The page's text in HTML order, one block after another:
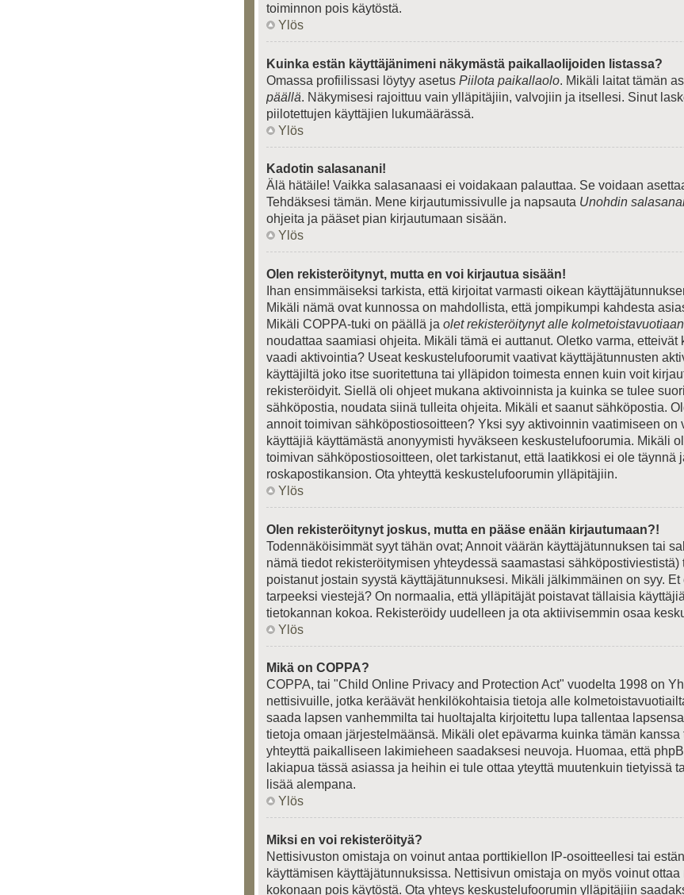
toiminnon pois käytöstä.
Ylös
Kuinka estän käyttäjänimeni näkymästä paikallaolijoiden listassa?
Omassa profiilissasi löytyy asetus Piilota paikallaolo. Mikäli laitat tämän
päällä. Näkymisesi rajoittuu vain ylläpitäjiin, valvojiin ja itsellesi. Sinut
piilotettujen käyttäjien lukumäärässä.
Ylös
Kadotin salasanani!
Älä hätäile! Vaikka salasanaasi ei voidakaan palauttaa. Se voidaan
Tehdäksesi tämän. Mene kirjautumissivulle ja napsauta Unohdin
ohjeita ja pääset pian kirjautumaan sisään.
Ylös
Olen rekisteröitynyt, mutta en voi kirjautua sisään!
Ihan ensimmäiseksi tarkista, että kirjoitat varmasti oikean
Mikäli nämä ovat kunnossa on mahdollista, että jompikumpi kahdesta
Mikäli COPPA-tuki on päällä ja olet rekisteröitynyt alle
noudattaa saamiasi ohjeita. Mikäli tämä ei auttanut. Oletko varma, etteivät
vaadi aktivointia? Useat keskustelufoorumit vaativat käyttäjätunnusten
käyttäjiltä joko itse suoritettuna tai ylläpidon toimesta ennen kuin voit
rekisteröidyit. Siellä oli ohjeet mukana aktivoinnista ja kuinka se tulee
sähköpostia, noudata siinä tulleita ohjeita. Mikäli et saanut sähköpostia.
annoit toimivan sähköpostiosoitteen? Yksi syy aktivoinnin vaatimiseen on
käyttäjiä käyttämästä anonyymisti hyväkseen keskustelufoorumia. Mikäli
toimivan sähköpostiosoitteen, olet tarkistanut, että laatikkosi ei ole täynnä
roskapostikansion. Ota yhteyttä keskustelufoorumin ylläpitäjiin.
Ylös
Olen rekisteröitynyt joskus, mutta en pääse enään kirjautumaan?!
Todennäköisimmät syyt tähän ovat; Annoit väärän käyttäjätunnuksen tai
nämä tiedot rekisteröitymisen yhteydessä saamastasi sähköpostiviestistä)
poistanut jostain syystä käyttäjätunnuksesi. Mikäli jälkimmäinen on syy.
tarpeeksi viestejä? On normaalia, että ylläpitäjät poistavat tällaisia
tietokannan kokoa. Rekisteröidy uudelleen ja ota aktiivisemmin osaa
Ylös
Mikä on COPPA?
COPPA, tai "Child Online Privacy and Protection Act" vuodelta 1998 on
nettisivuille, jotka keräävät henkilökohtaisia tietoja alle
saada lapsen vanhemmilta tai huoltajalta kirjoitettu lupa tallentaa
tietoja omaan järjestelmäänsä. Mikäli olet epävarma kuinka tämän kanssa
yhteyttä paikalliseen lakimieheen saadaksesi neuvoja. Huomaa, että
lakiapua tässä asiassa ja heihin ei tule ottaa yteyttä muutenkuin tietyissä
lisää alempana.
Ylös
Miksi en voi rekisteröityä?
Nettisivuston omistaja on voinut antaa porttikiellon IP-osoitteellesi tai
käyttämisen käyttäjätunnuksissa. Nettisivun omistaja on myös voinut
kokonaan pois käytöstä. Ota yhteys keskustelufoorumin ylläpitäjiin